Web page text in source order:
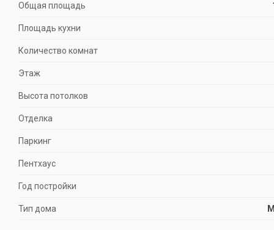
Общая площадь
Площадь кухни
Количество комнат
Этаж
Высота потолков
Отделка
Паркинг
Пентхаус
Год постройки
Тип дома